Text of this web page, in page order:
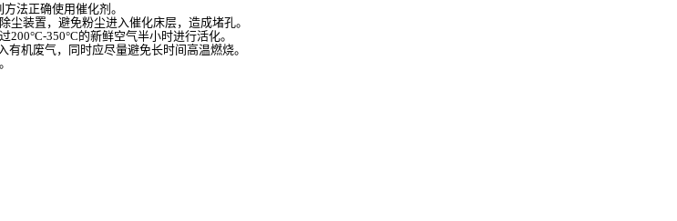
法正确使用催化剂。
装置，避免粉尘进入催化床层，造成堵孔。
200°C-350°C的新鲜空气半小时进行活化。
机废气，同时应尽量避免长时间高温燃烧。